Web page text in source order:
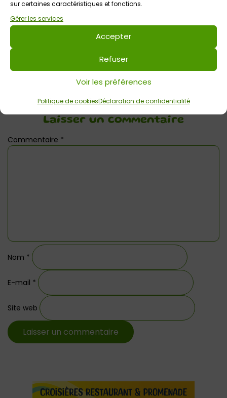
sur certaines caractéristiques et fonctions.
Gérer les services
Accepter
Refuser
Voir les préférences
Politique de cookiesDéclaration de confidentialité
Festival Les Salles Mômes : Oh yeah
! Oh yeah !
Laisser un commentaire
Commentaire *
Nom *
E-mail *
Site web